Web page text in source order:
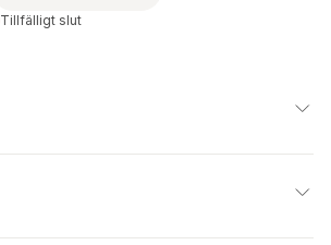
Tillfälligt slut